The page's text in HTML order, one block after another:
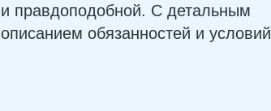
и правдоподобной. С детальным
описанием обязанностей и условий